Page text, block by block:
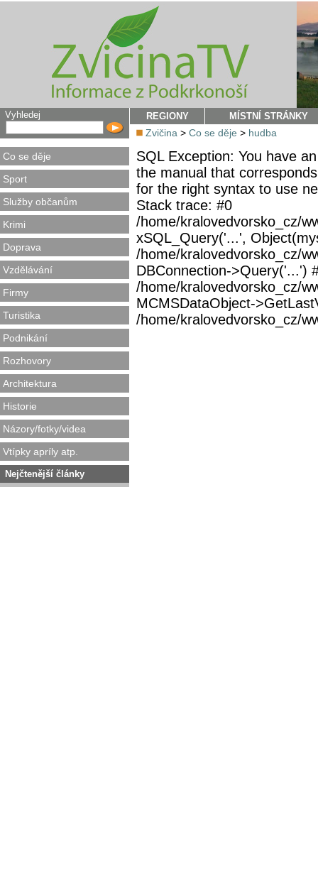
Vyhledej
Co se děje
Sport
Služby občanům
Krimi
Doprava
Vzdělávání
Firmy
Turistika
Podnikání
Rozhovory
Architektura
Historie
Názory/fotky/videa
Vtípky apríly atp.
Nejčtenější články
REGIONY MÍSTNÍ STRÁNKY
Zvičina > Co se děje > hudba
SQL Exception: You have
the manual that
for the right syntax to use
Stack trace: #0
/home/kralovedvorsko_cz/
xSQL_Query('...',
/home/kralovedvorsko_cz/
DBConnection->Query('...')
/home/kralovedvorsko_cz/
MCMSDataObject-
/home/kralovedvorsko_cz/